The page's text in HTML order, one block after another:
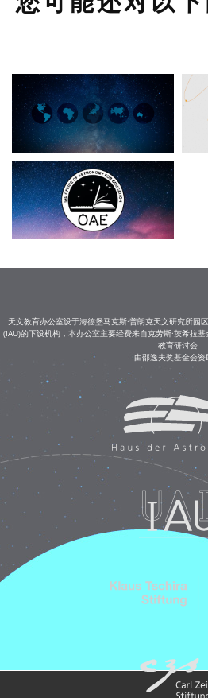
天文教育办公室设于海德堡马克斯·普朗克天文研究所园
(IAU)的下设机构，本办公室主要经费来自克劳斯·茨希拉
教育研讨会
由邵逸夫奖基金会资